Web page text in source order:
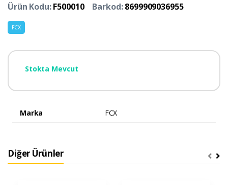
Ürün Kodu:F500010 Barkod:8699909036955
FCX
Stokta Mevcut
Marka FCX
Diğer Ürünler